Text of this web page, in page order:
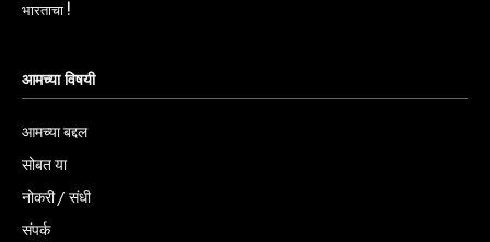
भारताचा !
आमच्या विषयी
आमच्या बद्दल
सोबत या
नोकरी / संधी
संपर्क